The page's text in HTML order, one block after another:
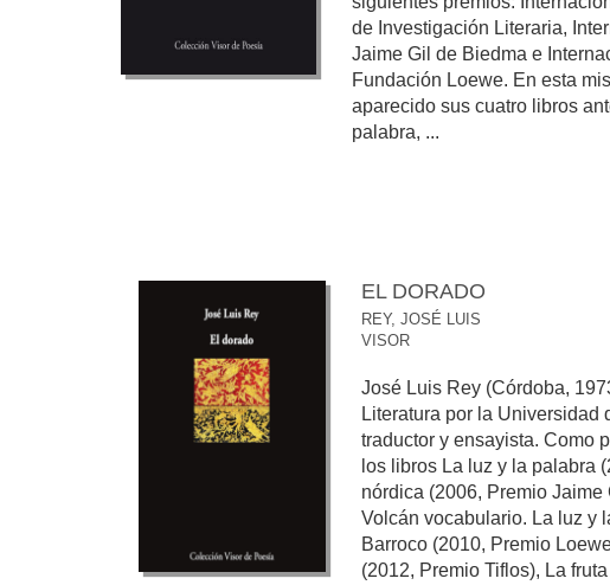
de Investigación Literaria,
Jaime Gil de Biedma e
Fundación Loewe. En esta
aparecido sus cuatro libros
palabra, ...
EL DORADO
REY, JOSÉ LUIS
VISOR
José Luis Rey (Córdoba,
Literatura por la Universidad
traductor y ensayista. Como
los libros La luz y la palabra
nórdica (2006, Premio Jaime
Volcán vocabulario. La luz y
Barroco (2010, Premio
(2012, Premio Tiflos), La